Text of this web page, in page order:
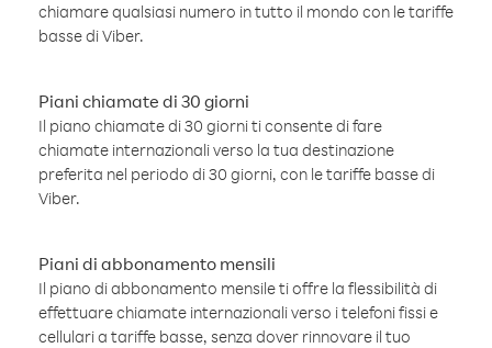
chiamare qualsiasi numero in tutto il mondo con le tariffe
basse di Viber.
Piani chiamate di 30 giorni
Il piano chiamate di 30 giorni ti consente di fare
chiamate internazionali verso la tua destinazione
preferita nel periodo di 30 giorni, con le tariffe basse di
Viber.
Piani di abbonamento mensili
Il piano di abbonamento mensile ti offre la flessibilità di
effettuare chiamate internazionali verso i telefoni fissi e
cellulari a tariffe basse, senza dover rinnovare il tuo